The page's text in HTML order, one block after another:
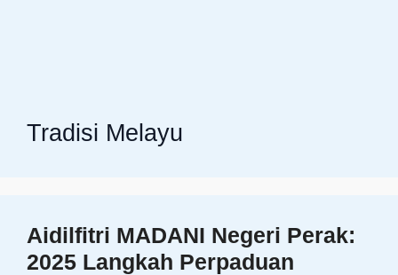
Tradisi Melayu
Aidilfitri MADANI Negeri Perak:
2025 Langkah Perpaduan